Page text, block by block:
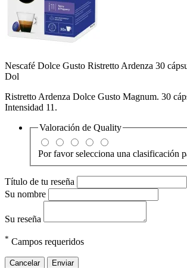
Nescafé Dolce Gusto Ristretto Ardenza 30
Dol
Ristretto Ardenza Dolce Gusto Magnum. 30
Intensidad 11.
Valoración de Quality
Por favor selecciona una clasificación
Título de tu reseña
Su nombre
Su reseña
* Campos requeridos
Cancelar Enviar